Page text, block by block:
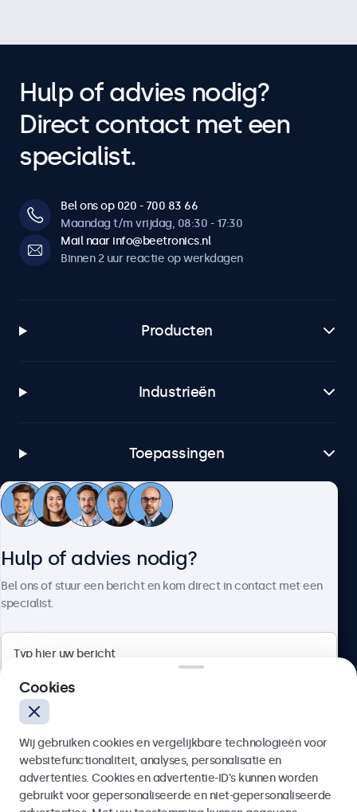
Hulp of advies nodig?
Direct contact met een
specialist.
Bel ons op 020 - 700 83 66
Maandag t/m vrijdag, 08:30 - 17:30
Mail naar info@beetronics.nl
Binnen 2 uur reactie op werkdagen
Producten
Industrieën
Toepassingen
Klantenservice
4.8/5 door 5000+ bedrijven
Nederlands
Hulp of advies nodig?
Bel ons of stuur een bericht en kom direct in contact met een
specialist.
Cookies
Wij gebruiken cookies en vergelijkbare technologieën voor
websitefunctionaliteit, analyses, personalisatie en
advertenties. Cookies en advertentie-ID’s kunnen worden
gebruikt voor gepersonaliseerde en niet-gepersonaliseerde